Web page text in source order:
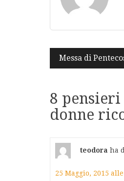
articoli
Messa di
8 pensieri
donne
teodora ha
25 Maggio, 2015